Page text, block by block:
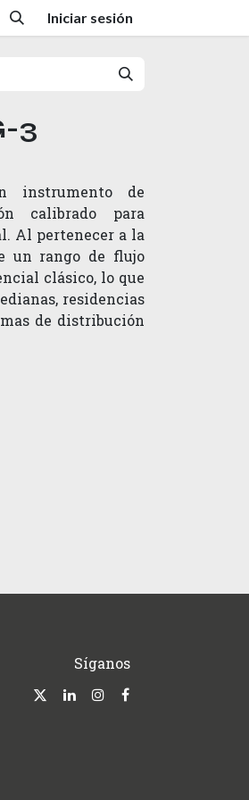
Iniciar sesión
3
instrumento de
calibrado para
Al pertenecer a la
un rango de flujo
clásico, lo que
residencias
de distribución
Síganos